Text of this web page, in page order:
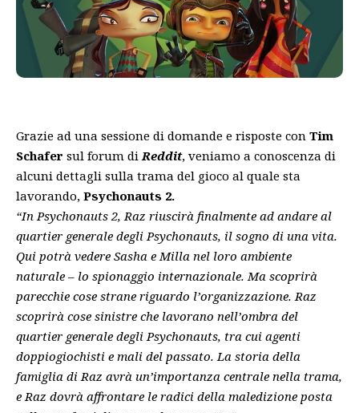
Grazie ad una sessione di domande e risposte con Tim
Schafer sul forum diReddit, veniamo a conoscenza di
alcuni dettagli sulla trama del gioco al quale sta
lavorando, Psychonauts 2.
“In Psychonauts 2, Raz riuscirà finalmente ad andare al
quartier generale degli Psychonauts, il sogno di una vita.
Qui potrà vedere Sasha e Milla nel loro ambiente
naturale – lo spionaggio internazionale. Ma scoprirà
parecchie cose strane riguardo l’organizzazione. Raz
scoprirà cose sinistre che lavorano nell’ombra del
quartier generale degli Psychonauts, tra cui agenti
doppiogiochisti e mali del passato. La storia della
famiglia di Raz avrà un’importanza centrale nella trama,
e Raz dovrà affrontare le radici della maledizione posta